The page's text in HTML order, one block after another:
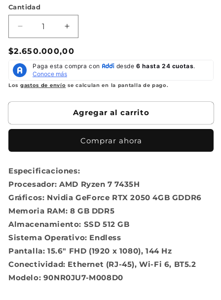
Cantidad
Reducir
cantidad
para
Portátil
Asus
TUF
A15
7
Aumentar
cantidad
para
Asus
TUF
A15
Ryzen
7
Precio
habitual
$2.650.000,00
Los gastos de envío se calculan en la pantalla de pago.
Agregar al carrito
Comprar ahora
Especificaciones:
Procesador: AMD Ryzen 7 7435H
Gráficos: Nvidia GeForce RTX 2050 4GB GDDR6
Memoria RAM: 8 GB DDR5
Almacenamiento: SSD 512 GB
Sistema Operativo: Endless
Pantalla: 15.6" FHD (1920 x 1080), 144 Hz
Conectividad: Ethernet (RJ-45), Wi-Fi 6, BT5.2
Modelo: 90NR0JU7-M008D0